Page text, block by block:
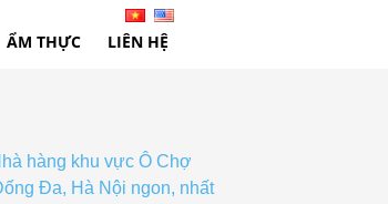
ẨM THỰC LIÊN HỆ
hàng khu vực Ô Chợ
Đa, Hà Nội ngon, nhất